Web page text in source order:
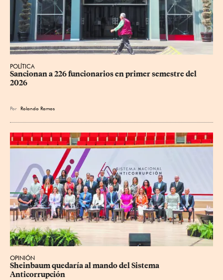
POLÍTICA
Sancionan a 226 funcionarios en primer semestre del
2026
Por Rolando Ramos
OPINIÓN
Sheinbaum quedaría al mando del Sistema
Anticorrupción